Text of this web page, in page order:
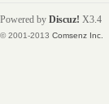
Powered by Discuz! X3.4
© 2001-2013 Comsenz Inc.